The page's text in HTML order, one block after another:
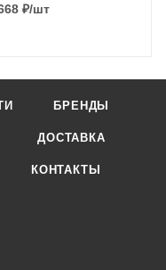
₽/шт
БРЕНДЫ
ДОСТАВКА
КОНТАКТЫ